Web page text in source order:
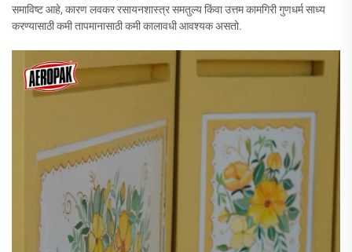
समाविष्ट आहे, कारण लवकर रसायनशास्त्र समतुल्य किंवा उत्तम कामगिरी गुणधर्म साध्य
करण्यासाठी कमी तापमानासाठी कमी कालावधी आवश्यक असतो.